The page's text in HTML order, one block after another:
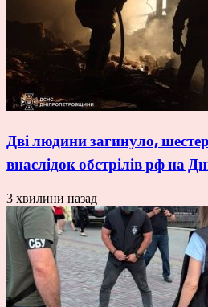
Дві людини загинуло,
внаслідок обстрілів рф на
3 хвилини назад